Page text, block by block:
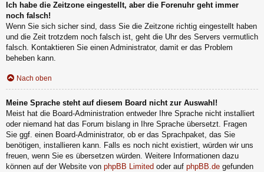
Ich habe die Zeitzone eingestellt, aber die Forenuhr geht immer
noch falsch!
Wenn Sie sich sicher sind, dass Sie die Zeitzone richtig eingestellt haben
und die Zeit trotzdem noch falsch ist, geht die Uhr des Servers vermutlich
falsch. Kontaktieren Sie einen Administrator, damit er das Problem
beheben kann.
Nach oben
Meine Sprache steht auf diesem Board nicht zur Auswahl!
Meist hat die Board-Administration entweder Ihre Sprache nicht installiert
oder niemand hat das Forum bislang in Ihre Sprache übersetzt. Fragen
Sie ggf. einen Board-Administrator, ob er das Sprachpaket, das Sie
benötigen, installieren kann. Falls es noch nicht existiert, würden wir uns
freuen, wenn Sie es übersetzen würden. Weitere Informationen dazu
können auf der Website von phpBB Limited oder auf phpBB.de gefunden